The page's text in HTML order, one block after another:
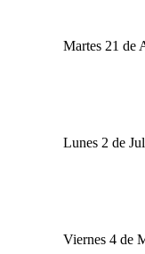
Martes 21 de
Lunes 2 de
Viernes 4 de